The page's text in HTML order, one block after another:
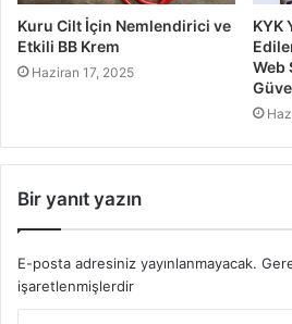
Kuru Cilt İçin Nemlendirici ve
Etkili BB Krem
Haziran 17, 2025
KYK
Web
Bir yanıt yazın
E-posta adresiniz yayınlanmayacak.
işaretlenmişlerdir